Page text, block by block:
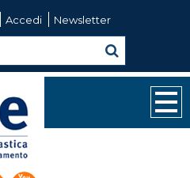
Accedi Newsletter